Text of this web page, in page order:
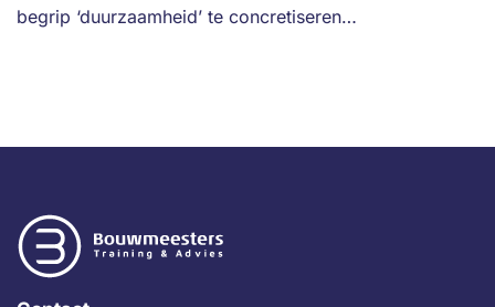
begrip ‘duurzaamheid’ te concretiseren…